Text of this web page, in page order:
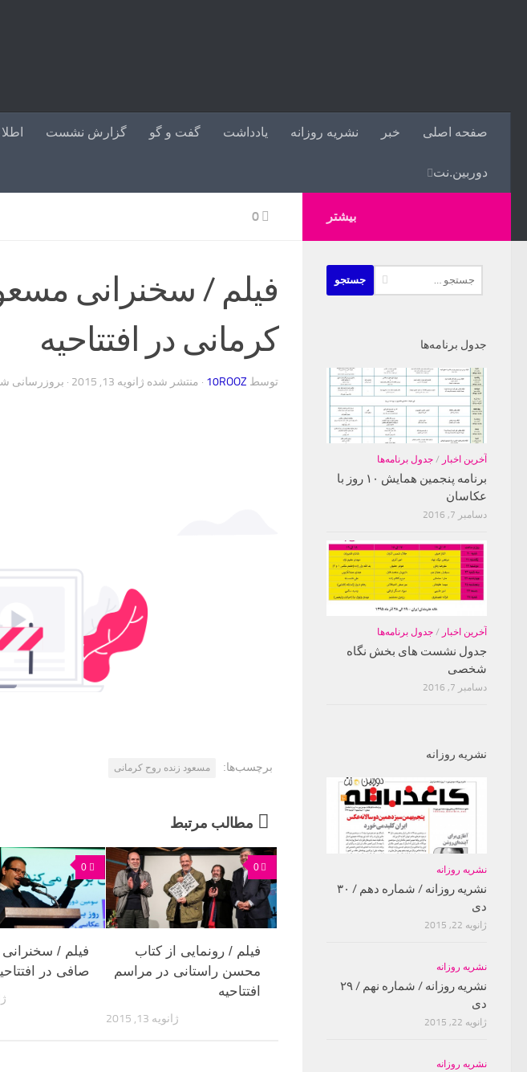
صفحه اصلی خبر نشریه روزانه یادداشت گفت و گو گزارش نشست
دوربین.نت
0
فیلم / سخنرانی
کرمانی در افتتاحیه
توسط 10ROOZ · منتشر شده ژانویه 13, 2015 · بروزرسانی
برچسب‌ها: مسعود زنده روح کرمانی
مطالب مرتبط
0
فیلم / سخنرانی
صافی در
0
فیلم / رونمایی از کتاب
محسن راستانی در مراسم
افتتاحیه
ژانویه 13, 2015
بیشتر
برای:
جدول برنامه‌ها
آخرین اخبار / جدول برنامه‌ها
برنامه پنجمین همایش ۱۰ روز با
عکاسان
دسامبر 7, 2016
آخرین اخبار / جدول برنامه‌ها
جدول نشست های بخش نگاه
شخصی
دسامبر 7, 2016
نشریه روزانه
نشریه روزانه
نشریه روزانه / شماره دهم / ۳۰
دی
ژانویه 22, 2015
نشریه روزانه
نشریه روزانه / شماره نهم / ۲۹
دی
ژانویه 22, 2015
نشریه روزانه